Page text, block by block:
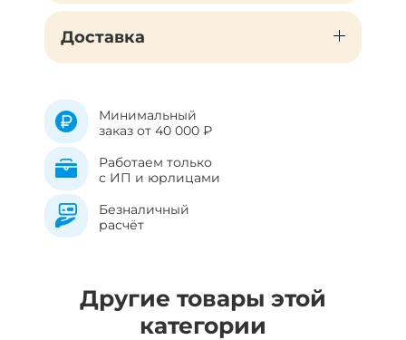
Доставка
Минимальный
заказ от 40 000 ₽
Работаем только
с ИП и юрлицами
Безналичный
расчёт
Другие товары этой
категории